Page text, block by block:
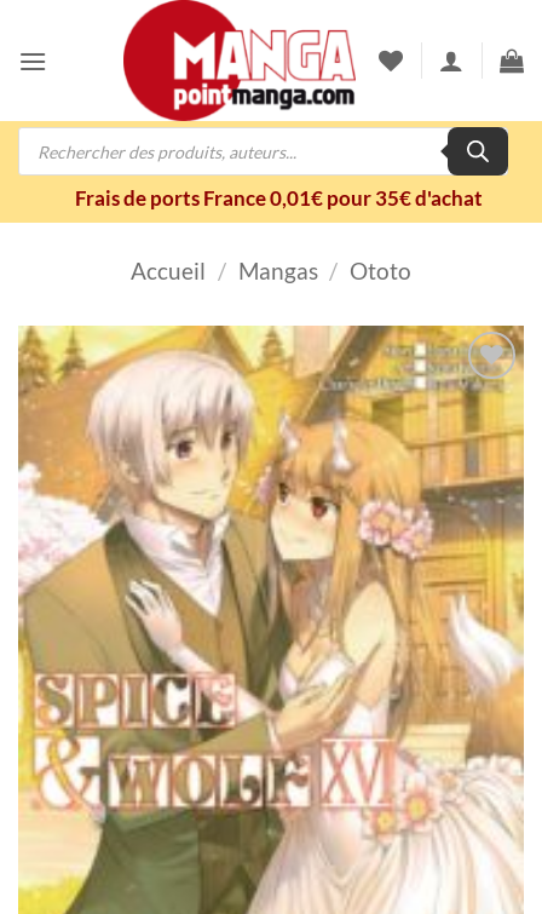
contenu
Recherche
Frais de ports France 0,01€ pour 35€ d'achat
Accueil / Mangas / Ototo
Ajouter
wishlist